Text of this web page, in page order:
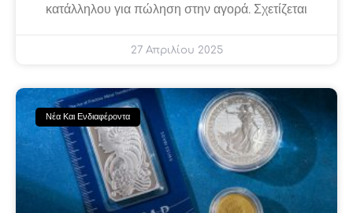
κατάλληλου για πώληση στην αγορά. Σχετίζεται
27 Απριλίου 2025
Νέα Και Ενδιαφέροντα